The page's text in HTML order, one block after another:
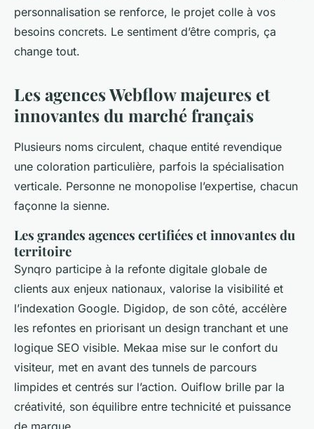
personnalisation se renforce, le projet colle à vos
besoins concrets. Le sentiment d’être compris, ça
change tout.
Les agences Webflow majeures et
innovantes du marché français
Plusieurs noms circulent, chaque entité revendique
une coloration particulière, parfois la spécialisation
verticale. Personne ne monopolise l’expertise, chacun
façonne la sienne.
Les grandes agences certifiées et innovantes du
territoire
Synqro participe à la refonte digitale globale de
clients aux enjeux nationaux, valorise la visibilité et
l’indexation Google. Digidop, de son côté, accélère
les refontes en priorisant un design tranchant et une
logique SEO visible. Mekaa mise sur le confort du
visiteur, met en avant des tunnels de parcours
limpides et centrés sur l’action. Ouiflow brille par la
créativité, son équilibre entre technicité et puissance
de marque.